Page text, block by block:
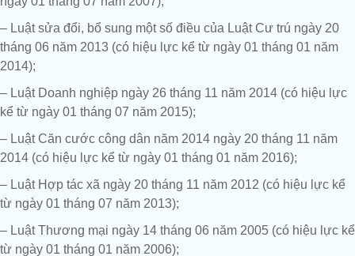
– Luật sửa đổi, bổ sung một số điều của Luật Cư trú ngày 20
tháng 06 năm 2013 (có hiệu lực kể từ ngày 01 tháng 01 năm
2014);
– Luật Doanh nghiệp ngày 26 tháng 11 năm 2014 (có hiệu lực
kể từ ngày 01 tháng 07 năm 2015);
– Luật Căn cước công dân năm 2014 ngày 20 tháng 11 năm
2014 (có hiệu lực kể từ ngày 01 tháng 01 năm 2016);
– Luật Hợp tác xã ngày 20 tháng 11 năm 2012 (có hiệu lực kể
từ ngày 01 tháng 07 năm 2013);
– Luật Thương mại ngày 14 tháng 06 năm 2005 (có hiệu lực kể
từ ngày 01 tháng 01 năm 2006);